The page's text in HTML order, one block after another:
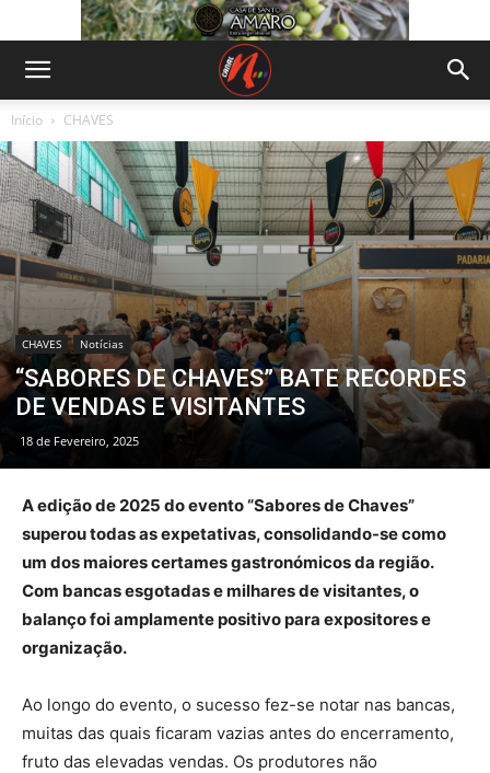
Início CHAVES
CHAVES Notícias
“SABORES DE CHAVES” BATE RECORDES
DE VENDAS E VISITANTES
18 de Fevereiro, 2025
A edição de 2025 do evento “Sabores de Chaves”
superou todas as expetativas, consolidando-se como
um dos maiores certames gastronómicos da região.
Com bancas esgotadas e milhares de visitantes, o
balanço foi amplamente positivo para expositores e
organização.
Ao longo do evento, o sucesso fez-se notar nas bancas,
muitas das quais ficaram vazias antes do encerramento,
fruto das elevadas vendas. Os produtores não